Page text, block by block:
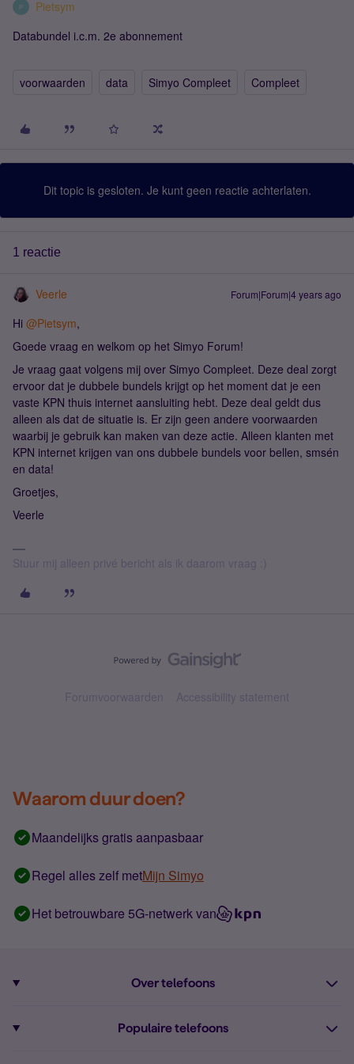
P
Pietsym
Databundel i.c.m. 2e abonnement
voorwaarden data Simyo Compleet Compleet
Dit topic is gesloten. Je kunt geen reactie achterlaten.
1 reactie
Veerle Forum|Forum|4 years ago
Hi @Pietsym,
Goede vraag en welkom op het Simyo Forum!
Je vraag gaat volgens mij over Simyo Compleet. Deze deal zorgt
ervoor dat je dubbele bundels krijgt op het moment dat je een
vaste KPN thuis internet aansluiting hebt. Deze deal geldt dus
alleen als dat de situatie is. Er zijn geen andere voorwaarden
waarbij je gebruik kan maken van deze actie. Alleen klanten met
KPN internet krijgen van ons dubbele bundels voor bellen, smsén
en data!
Groetjes,
Veerle
Stuur mij alleen privé bericht als ik daarom vraag :)
Forumvoorwaarden Accessibility statement
Waarom duur doen?
Maandelijks gratis aanpasbaar
Regel alles zelf metMijn Simyo
Het betrouwbare 5G-netwerk van
Over telefoons
Populaire telefoons